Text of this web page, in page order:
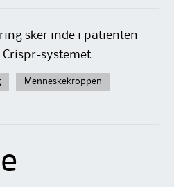
sker inde i patienten
systemet.
Menneskekroppen